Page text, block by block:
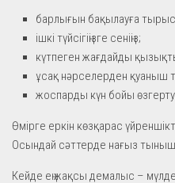
барлығын бақылауға
ішкі түйсігіңізге сеніңіз;
күтпеген жағдайды
ұсақ нәрселерден қуаныш
жоспарды күн бойы
Өмірге еркін көзқарас
Осындай сәттерде нағыз
Кейде ең жақсы демалыс –